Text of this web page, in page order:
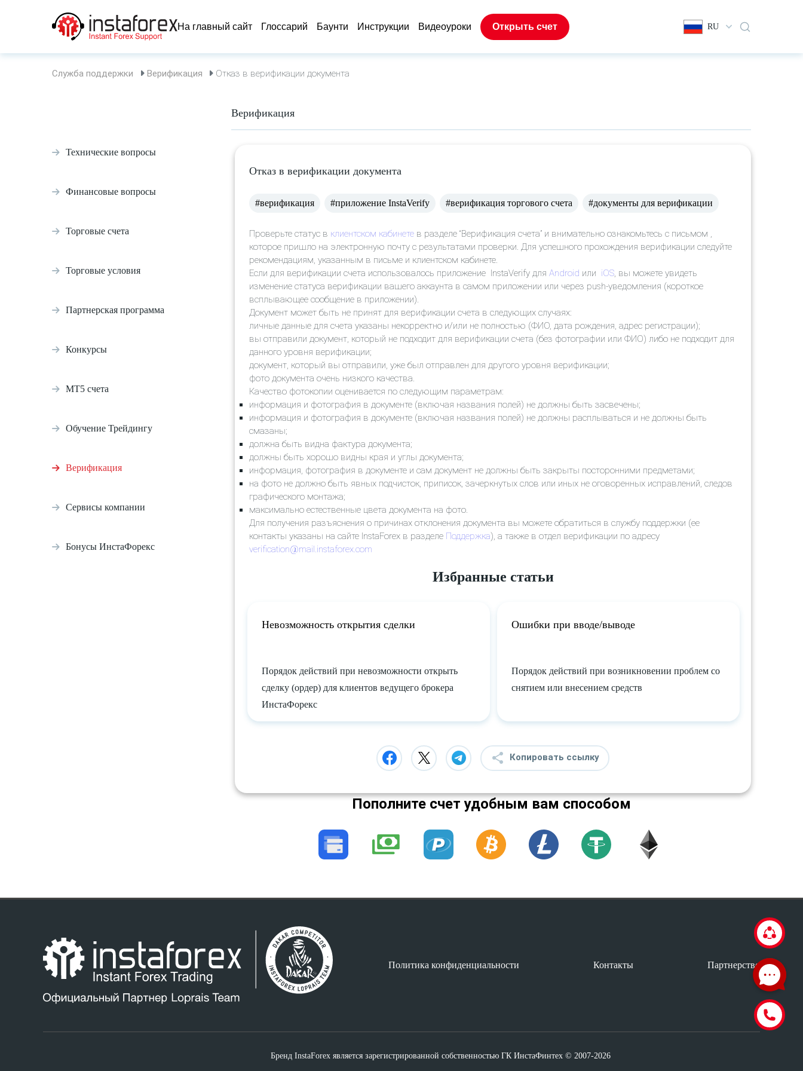
На главный сайт Глоссарий Баунти Инструкции Видеоуроки Открыть счет RU
Служба поддержки Верификация Отказ в верификации документа
Технические вопросы
Финансовые вопросы
Торговые счета
Торговые условия
Партнерская программа
Конкурсы
МТ5 счета
Обучение Трейдингу
Верификация
Сервисы компании
Бонусы ИнстаФорекс
Верификация
Отказ в верификации документа
#верификация #приложение InstaVerify #верификация торгового счета #документы для верификации
Проверьте статус в клиентском кабинете в разделе “Верификация счета” и внимательно ознакомьтесь с письмом ,
которое пришло на электронную почту с результатами проверки. Для успешного прохождения верификации следуйте
рекомендациям, указанным в письме и клиентском кабинете.
Если для верификации счета использовалось приложение InstaVerify для Android или iOS , вы можете увидеть
изменение статуса верификации вашего аккаунта в самом приложении или через push-уведомления (короткое
всплывающее сообщение в приложении).
Документ может быть не принят для верификации счета в следующих случаях:
личные данные для счета указаны некорректно и/или не полностью (ФИО, дата рождения, адрес регистрации);
вы отправили документ, который не подходит для верификации счета (без фотографии или ФИО) либо не подходит для
данного уровня верификации;
документ, который вы отправили, уже был отправлен для другого уровня верификации;
фото документа очень низкого качества.
Качество фотокопии оценивается по следующим параметрам:
информация и фотография в документе (включая названия полей) не должны быть засвечены;
информация и фотография в документе (включая названия полей) не должны расплываться и не должны быть
смазаны;
должна быть видна фактура документа;
должны быть хорошо видны края и углы документа;
информация, фотография в документе и сам документ не должны быть закрыты посторонними предметами;
на фото не должно быть явных подчисток, приписок, зачеркнутых слов или иных не оговоренных исправлений, следов
графического монтажа;
максимально естественные цвета документа на фото.
Для получения разъяснения о причинах отклонения документа вы можете обратиться в службу поддержки (ее
контакты указаны на сайте InstaForex в разделе Поддержка), а также в отдел верификации по адресу
verification@mail.instaforex.com
Избранные статьи
Невозможность открытия сделки
Порядок действий при невозможности открыть
сделку (ордер) для клиентов ведущего брокера
ИнстаФорекс
Ошибки при вводе/выводе
Порядок действий при возникновении проблем со
снятием или внесением средств
Копировать ссылку
Пополните счет удобным вам способом
Политика конфиденциальности Контакты Партнерство
Бренд InstaForex является зарегистрированной собственностью ГК ИнстаФинтех © 2007-2026